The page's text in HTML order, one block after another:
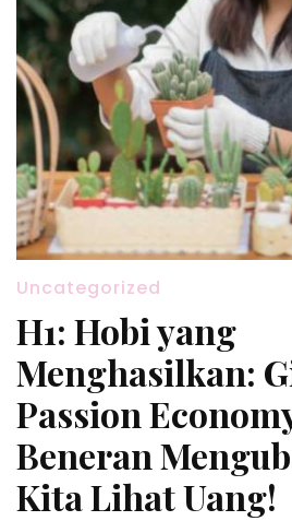
Uncategorized
H1: Hobi yang
Menghasilkan:
Passion
Beneran
Kita Lihat Uang!